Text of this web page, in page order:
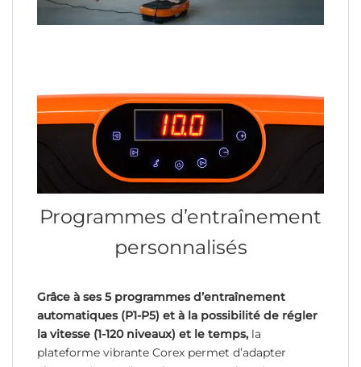
Programmes d’entraînement
personnalisés
Grâce à ses 5 programmes d’entraînement
automatiques (P1-P5) et à la possibilité de régler
la vitesse (1-120 niveaux) et le temps, la
plateforme vibrante Corex permet d’adapter